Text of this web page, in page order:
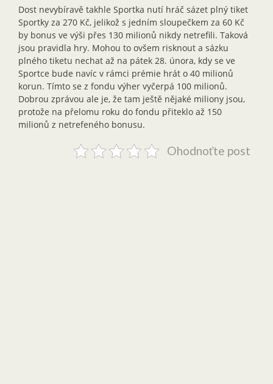
Dost nevybíravě takhle Sportka nutí hráč sázet plný tiket
Sportky za 270 Kč, jelikož s jedním sloupečkem za 60 Kč
by bonus ve výši přes 130 milionů nikdy netrefili. Taková
jsou pravidla hry. Mohou to ovšem risknout a sázku
plného tiketu nechat až na pátek 28. února, kdy se ve
Sportce bude navíc v rámci prémie hrát o 40 milionů
korun. Tímto se z fondu výher vyčerpá 100 milionů.
Dobrou zprávou ale je, že tam ještě nějaké miliony jsou,
protože na přelomu roku do fondu přiteklo až 150
milionů z netrefeného bonusu.
Ohodnoťte post